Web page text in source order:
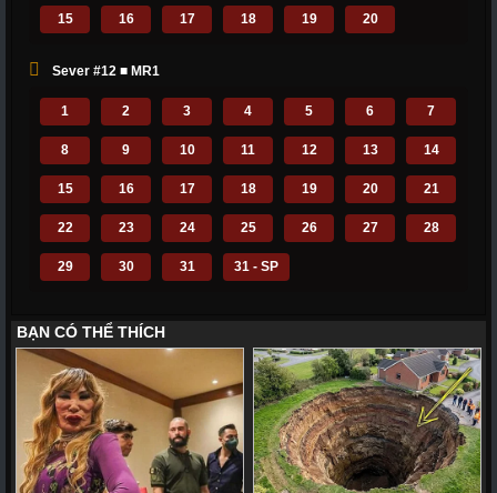
15 16 17 18 19 20
Sever #12 ■ MR1
1 2 3 4 5 6 7
8 9 10 11 12 13 14
15 16 17 18 19 20 21
22 23 24 25 26 27 28
29 30 31 31 - SP